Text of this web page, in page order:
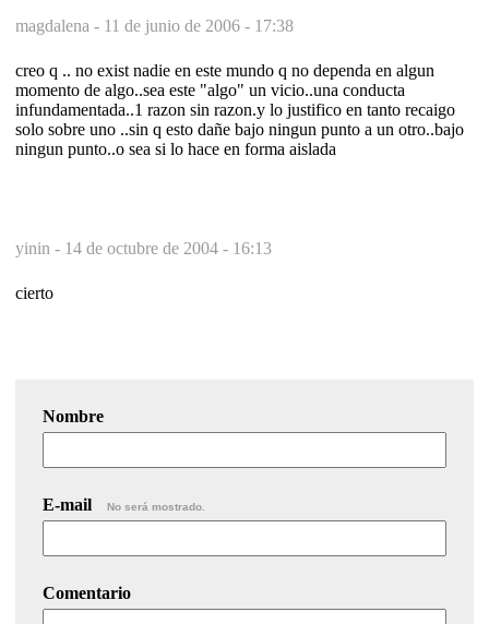
magdalena - 11 de junio de 2006 - 17:38
creo q .. no exist nadie en este mundo q no dependa en algun
momento de algo..sea este "algo" un vicio..una conducta
infundamentada..1 razon sin razon.y lo justifico en tanto recaigo
solo sobre uno ..sin q esto dañe bajo ningun punto a un otro..bajo
ningun punto..o sea si lo hace en forma aislada
yinin - 14 de octubre de 2004 - 16:13
cierto
Nombre
E-mail No será mostrado.
Comentario